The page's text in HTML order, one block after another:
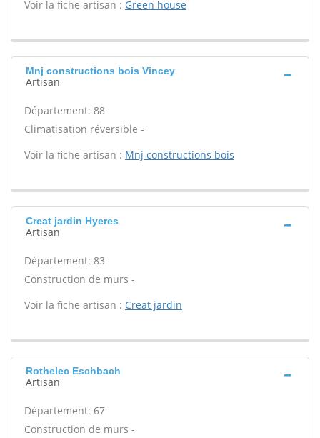
Voir la fiche artisan : Green house
Mnj constructions bois Vincey
Artisan
Département: 88
Climatisation réversible -
Voir la fiche artisan : Mnj constructions bois
Creat jardin Hyeres
Artisan
Département: 83
Construction de murs -
Voir la fiche artisan : Creat jardin
Rothelec Eschbach
Artisan
Département: 67
Construction de murs -